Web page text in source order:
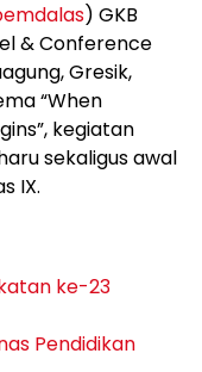
) GKB
& Conference
Gresik,
“When
kegiatan
sekaligus awal
IX.
ke-23
Pendidikan